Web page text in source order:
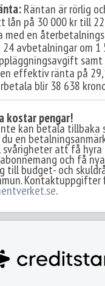
Räntan är rörlig
lån på 30 000 kr till
med en
24 avbetalningar om 1
samt
effektiv ränta på
blir 38 638
kostar pengar!
kan betala tillbaka
en
att få hyra
och få
till budget- och
Kontaktuppgifter
.